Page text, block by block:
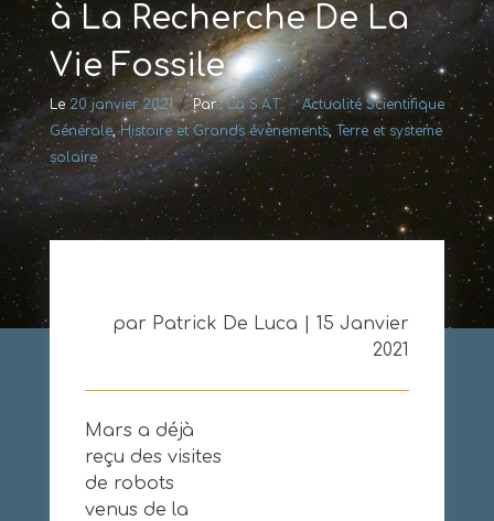
à La Recherche De La
Vie Fossile
Le 20 janvier 2021 /Par :La S.A.T./Actualité Scientifique
Générale,Histoire et Grands événements, Terre et systeme
solaire
par Patrick De Luca | 15 Janvier
2021
Mars a déjà
reçu des visites
de robots
venus de la